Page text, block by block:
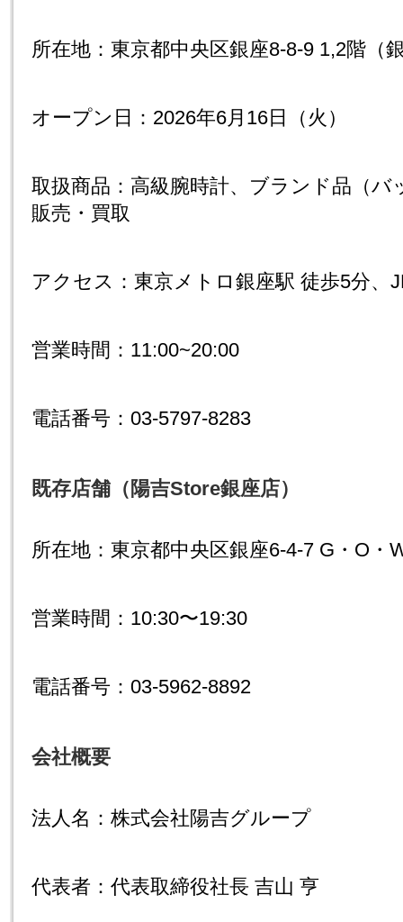
所在地：東京都中央区銀座8-8-9 1,2階（
オープン日：2026年6月16日（火）
取扱商品：高級腕時計、ブランド品（
販売・買取
アクセス：東京メトロ銀座駅 徒歩5分、
営業時間：11:00~20:00
電話番号：03-5797-8283
既存店舗（陽吉Store銀座店）
所在地：東京都中央区銀座6-4-7 G・O・
営業時間：10:30〜19:30
電話番号：03-5962-8892
会社概要
法人名：株式会社陽吉グループ
代表者：代表取締役社長 吉山 亨